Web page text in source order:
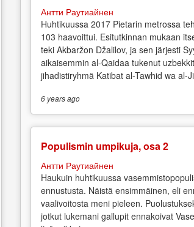
Антти Раутиайнен
Huhtikuussa 2017 Pietarin metrossa
103 haavoittui. Esitutkinnan mukaan
teki Akbaržon Džalilov, ja sen järjesti
aikaisemmin al-Qaidaa tukenut
jihadistiryhmä Katibat al-Tawhid wa al-
6 yearsago
Populismin umpikuja, osa 2
Антти Раутиайнен
Haukuin huhtikuussa
ennustusta. Näistä ensimmäinen, eli
vaalivoitosta meni pieleen.
jotkut lukemani gallupit ennakoivat